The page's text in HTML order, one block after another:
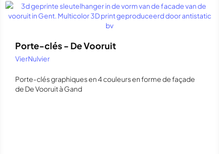
Porte-clés - De Vooruit
VierNulvier
Porte-clés graphiques en 4 couleurs en forme de façade
de De Vooruit à Gand